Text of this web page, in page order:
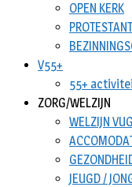
OPEN KERK
V55+
55+
ZORG/WELZIJN
WELZIJN
JEUGD /